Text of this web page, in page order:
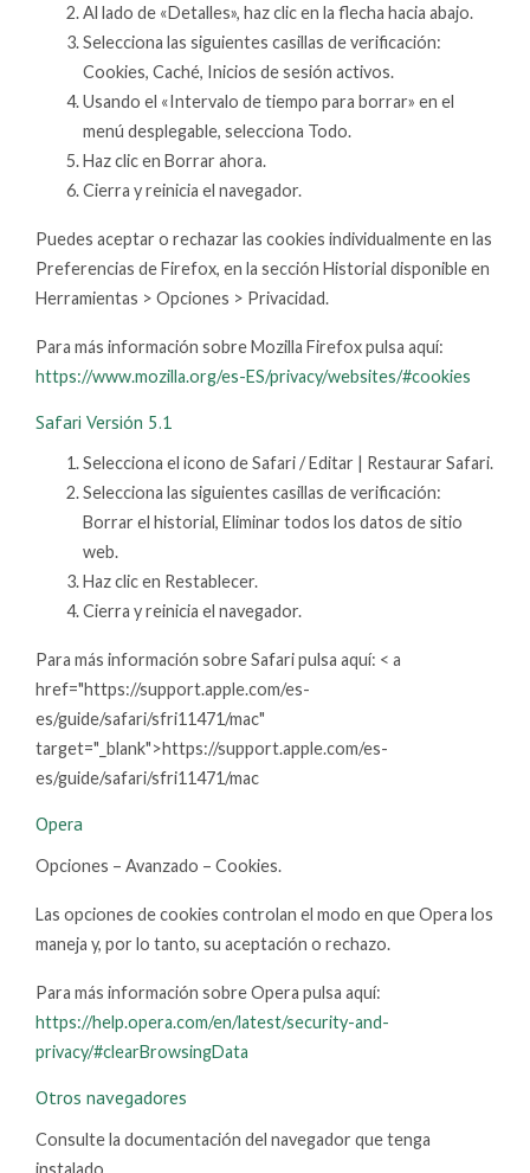
Al lado de «Detalles», haz clic en la flecha hacia abajo.
Selecciona las siguientes casillas de verificación:
Cookies, Caché, Inicios de sesión activos.
Usando el «Intervalo de tiempo para borrar» en el
menú desplegable, selecciona Todo.
Haz clic en Borrar ahora.
Cierra y reinicia el navegador.
Puedes aceptar o rechazar las cookies individualmente en las
Preferencias de Firefox, en la sección Historial disponible en
Herramientas > Opciones > Privacidad.
Para más información sobre Mozilla Firefox pulsa aquí:
https://www.mozilla.org/es-ES/privacy/websites/#cookies
Safari Versión 5.1
Selecciona el icono de Safari / Editar | Restaurar Safari.
Selecciona las siguientes casillas de verificación:
Borrar el historial, Eliminar todos los datos de sitio
web.
Haz clic en Restablecer.
Cierra y reinicia el navegador.
Para más información sobre Safari pulsa aquí: < a
href="https://support.apple.com/es-
es/guide/safari/sfri11471/mac"
target="_blank">https://support.apple.com/es-
es/guide/safari/sfri11471/mac
Opera
Opciones – Avanzado – Cookies.
Las opciones de cookies controlan el modo en que Opera los
maneja y, por lo tanto, su aceptación o rechazo.
Para más información sobre Opera pulsa aquí:
https://help.opera.com/en/latest/security-and-
privacy/#clearBrowsingData
Otros navegadores
Consulte la documentación del navegador que tenga
instalado.